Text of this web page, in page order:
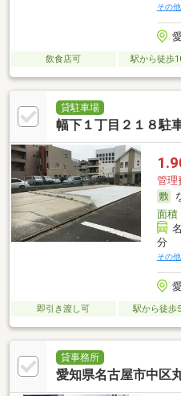
その
飲食店可 駅から徒歩
貸駐車場
幅下１丁目２１８駐
管理
面積
分
その
即引き渡し可 駅から徒歩
貸事務所
愛知県名古屋市中区